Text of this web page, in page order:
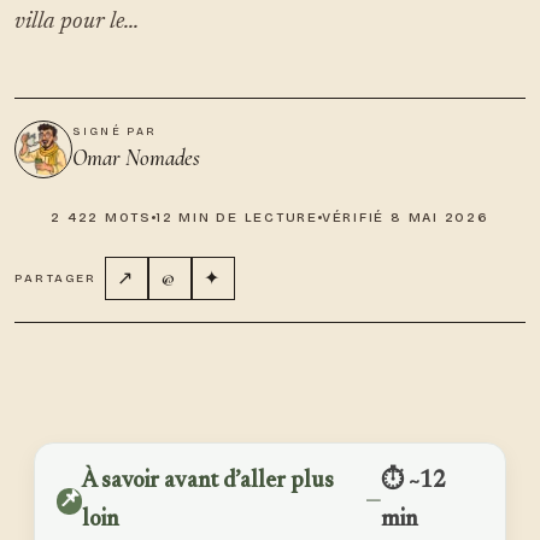
villa pour le...
SIGNÉ PAR
Omar Nomades
2 422 MOTS 12 MIN DE LECTURE VÉRIFIÉ 8 MAI 2026
PARTAGER ↗ @ ✦
📌
À savoir avant d’aller plus
loin
—
⏱ ~12
min